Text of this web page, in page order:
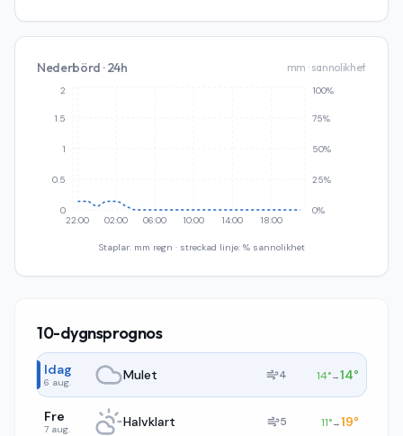
Nederbörd · 24h mm · sannolikhet
22:00 02:00 06:00 10:00 14:00 18:00
0
0.5
1
1.5
2
0%
25%
50%
75%
100%
Staplar: mm regn · streckad linje: % sannolikhet
10-dygnsprognos
Idag
6 aug. Mulet 4 14°→14°
Fre
7 aug. Halvklart 5 11°→19°